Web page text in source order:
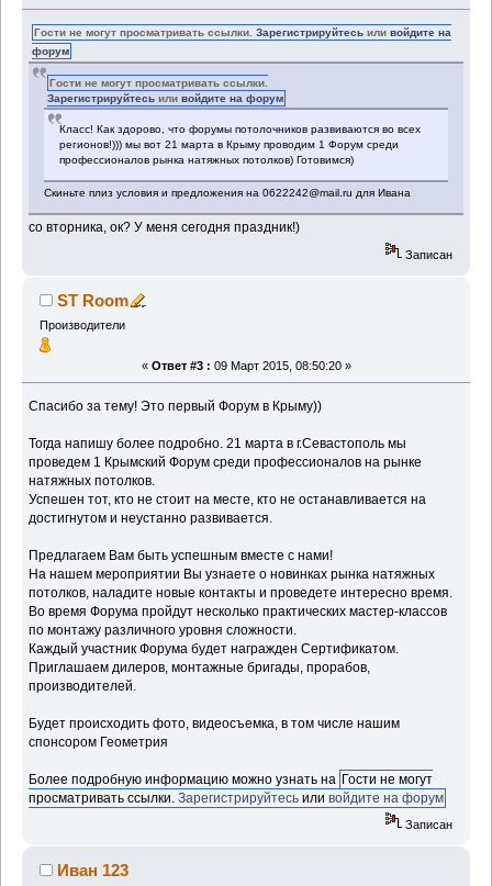
Гости не могут просматривать ссылки.Зарегистрируйтесь иливойдите на
форум
Гости не могут просматривать ссылки.
Зарегистрируйтесь иливойдите на форум
Класс! Как здорово, что форумы потолочников развиваются во всех
регионов!))) мы вот 21 марта в Крыму проводим 1 Форум среди
профессионалов рынка натяжных потолков) Готовимся)
Скиньте плиз условия и предложения на 0622242@mail.ru для Ивана
со вторника, ок? У меня сегодня праздник!)
Записан
ST Room
Производители
« Ответ #3 : 09 Март 2015, 08:50:20 »
Спасибо за тему! Это первый Форум в Крыму))
Тогда напишу более подробно. 21 марта в г.Севастополь мы
проведем 1 Крымский Форум среди профессионалов на рынке
натяжных потолков.
Успешен тот, кто не стоит на месте, кто не останавливается на
достигнутом и неустанно развивается.
Предлагаем Вам быть успешным вместе с нами!
На нашем мероприятии Вы узнаете о новинках рынка натяжных
потолков, наладите новые контакты и проведете интересно время.
Во время Форума пройдут несколько практических мастер-классов
по монтажу различного уровня сложности.
Каждый участник Форума будет награжден Сертификатом.
Приглашаем дилеров, монтажные бригады, прорабов,
производителей.
Будет происходить фото, видеосъемка, в том числе нашим
спонсором Геометрия
Более подробную информацию можно узнать на Гости не могут
просматривать ссылки.Зарегистрируйтесь иливойдите на форум
Записан
Иван 123